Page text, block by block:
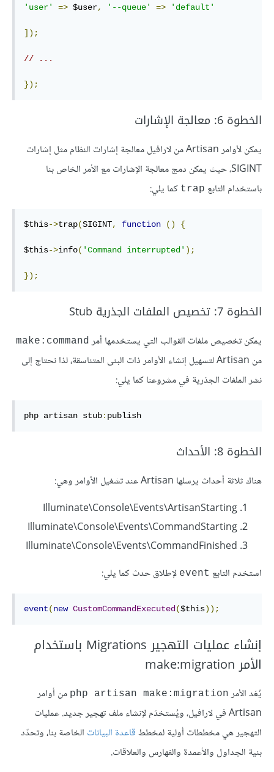
'user' => $user, '--queue' => 'default'
]);
// ...
});
الخطوة 6: معالجة الإشارات
يمكن لأوامر Artisan من لارافيل معالجة إشارات النظام مثل إشارات
SIGINT، حيث يمكن دمج معالجة الإشارات مع الأمر الخاص بنا
باستخدام التابع trap كما يلي:
$this->trap(SIGINT, function () {
$this->info( 'Command interrupted' );
});
الخطوة 7: تخصيص الملفات الجذرية Stub
يمكن تخصيص ملفات القوالب التي يستخدمها أمر make:command
من Artisan لتسهيل إنشاء الأوامر ذات البنى المتناسقة، لذا نحتاج إلى
نشر الملفات الجذرية في مشروعنا كما يلي:
php artisan stub: publish
الخطوة 8: الأحداث
هناك ثلاثة أحداث يرسلها Artisan عند تشغيل الأوامر وهي:
Illuminate\Console\Events\ArtisanStarting
Illuminate\Console\Events\CommandStarting
Illuminate\Console\Events\CommandFinished
استخدم التابع event لإطلاق حدث كما يلي:
event(new CustomCommandExecuted($this));
إنشاء عمليات التهجير Migrations باستخدام
الأمر make:migration
يُعَد الأمر php artisan make:migration من أوامر
Artisan في لارافيل، ويُستخدَم لإنشاء ملف تهجير جديد. عمليات
التهجير هي مخططات أولية لمخططقاعدة البيانات الخاصة بنا، وتحدّد
بنية الجداول والأعمدة والفهارس والعلاقات.